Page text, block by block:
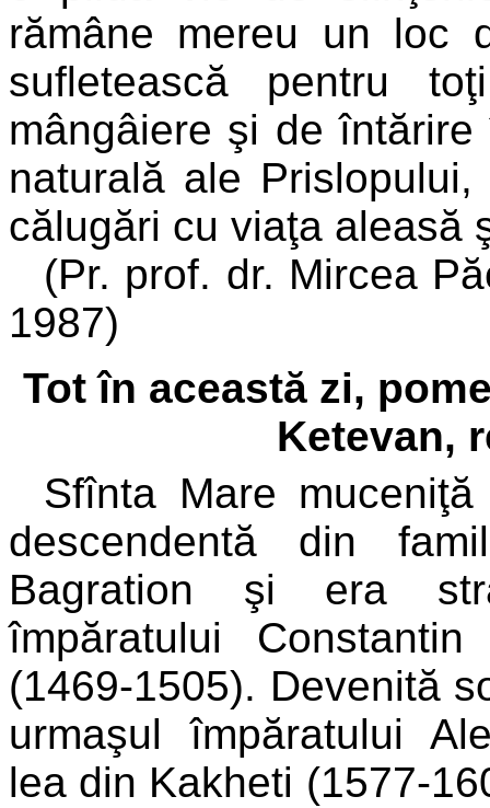
rămâne mereu un loc
sufletească pentru
mângâiere şi de
naturală ale
călugări cu viaţa aleasă
(Pr. prof. dr. Mircea
1987)
Tot în această zi,
Ketevan,
Sfînta Mare
descendentă din
Bagration şi era
împăratului
(1469-1505). Devenită
urmaşul împăratului
lea din Kakheti (1577-